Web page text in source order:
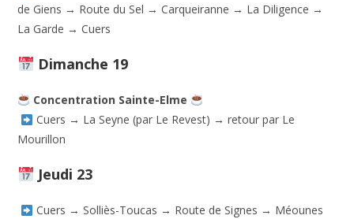
de Giens → Route du Sel → Carqueiranne → La Diligence →
La Garde → Cuers
Dimanche 19
Concentration Sainte-Elme
Cuers → La Seyne (par Le Revest) → retour par Le
Mourillon
Jeudi 23
Cuers → Solliès-Toucas → Route de Signes → Méounes